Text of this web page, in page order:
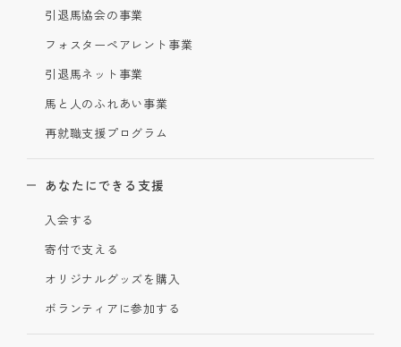
引退馬協会の事業
フォスターペアレント事業
引退馬ネット事業
馬と人のふれあい事業
再就職支援プログラム
あなたにできる支援
入会する
寄付で支える
オリジナルグッズを購入
ボランティアに参加する